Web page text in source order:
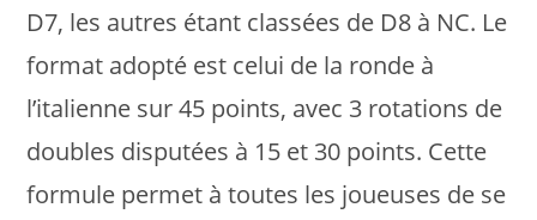
D7, les autres étant classées de D8 à NC. Le
format adopté est celui de la ronde à
l’italienne sur 45 points, avec 3 rotations de
doubles disputées à 15 et 30 points. Cette
formule permet à toutes les joueuses de se